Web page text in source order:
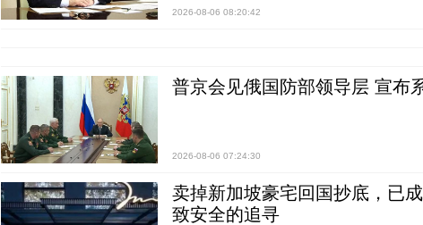
2026-08-06 08:20:42
普京会见俄国防部领导层 宣布
2026-08-06 07:24:30
卖掉新加坡豪宅回国抄底，已
致安全的追寻